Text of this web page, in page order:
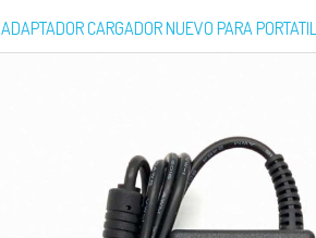
ADAPTADOR CARGADOR NUEVO PARA